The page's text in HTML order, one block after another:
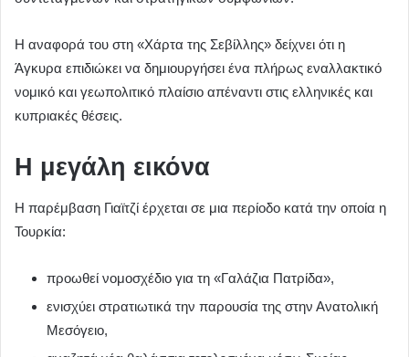
Η αναφορά του στη «Χάρτα της Σεβίλλης» δείχνει ότι η
Άγκυρα επιδιώκει να δημιουργήσει ένα πλήρως εναλλακτικό
νομικό και γεωπολιτικό πλαίσιο απέναντι στις ελληνικές και
κυπριακές θέσεις.
Η μεγάλη εικόνα
Η παρέμβαση Γιαϊτζί έρχεται σε μια περίοδο κατά την οποία η
Τουρκία:
προωθεί νομοσχέδιο για τη «Γαλάζια Πατρίδα»,
ενισχύει στρατιωτικά την παρουσία της στην Ανατολική
Μεσόγειο,